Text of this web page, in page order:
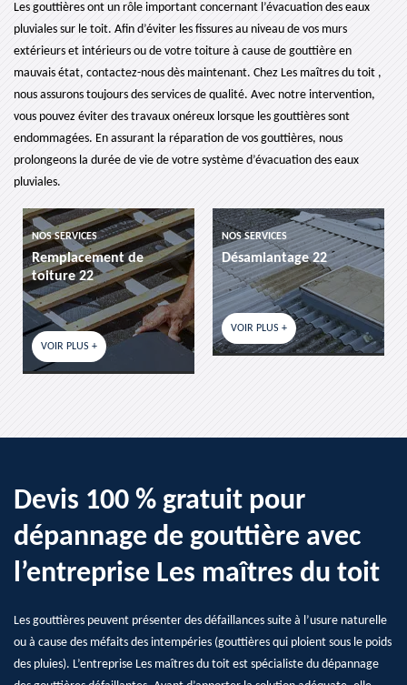
Les gouttières ont un rôle important concernant l’évacuation des eaux
pluviales sur le toit. Afin d’éviter les fissures au niveau de vos murs
extérieurs et intérieurs ou de votre toiture à cause de gouttière en
mauvais état, contactez-nous dès maintenant. Chez Les maîtres du toit ,
nous assurons toujours des services de qualité. Avec notre intervention,
vous pouvez éviter des travaux onéreux lorsque les gouttières sont
endommagées. En assurant la réparation de vos gouttières, nous
prolongeons la durée de vie de votre système d’évacuation des eaux
pluviales.
NOS SERVICES
Remplacement de
toiture 22
VOIR PLUS +
NOS SERVICES
Désamiantage 22
VOIR PLUS +
Devis 100 % gratuit pour
dépannage de gouttière avec
l’entreprise Les maîtres du toit
Les gouttières peuvent présenter des défaillances suite à l’usure naturelle
ou à cause des méfaits des intempéries (gouttières qui ploient sous le poids
des pluies). L’entreprise Les maîtres du toit est spécialiste du dépannage